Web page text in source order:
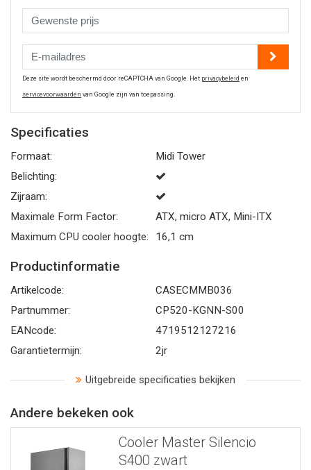
Deze site wordt beschermd door reCAPTCHA van Google. Het privacybeleid en
servicevoorwaarden van Google zijn van toepassing.
Specificaties
Formaat:
Midi Tower
Belichting:
Zijraam:
Maximale Form Factor:
ATX, micro ATX, Mini-ITX
Maximum CPU cooler hoogte:
16,1 cm
Productinformatie
Artikelcode:
CASECMMB036
Partnummer:
CP520-KGNN-S00
EANcode:
4719512127216
Garantietermijn:
2jr
Uitgebreide specificaties bekijken
Andere bekeken ook
Cooler Master Silencio
S400 zwart